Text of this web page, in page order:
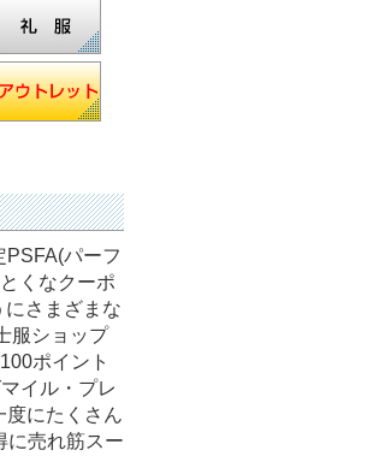
パーフ
くなクーポ
さまざまな
服ショップ
ポイント
イル・プレ
度にたくさん
に売れ筋スー